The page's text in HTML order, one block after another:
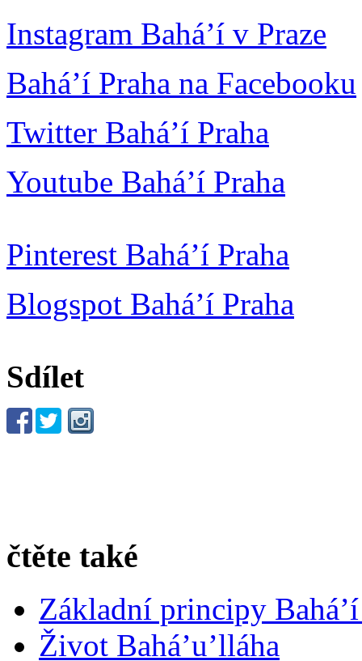
Instagram Bahá’í v Praze
Bahá’í Praha na Facebooku
Twitter Bahá’í Praha
Youtube Bahá’í Praha
Pinterest Bahá’í Praha
Blogspot Bahá’í Praha
Sdílet
čtěte také
Základní principy
Život Bahá’u’lláha